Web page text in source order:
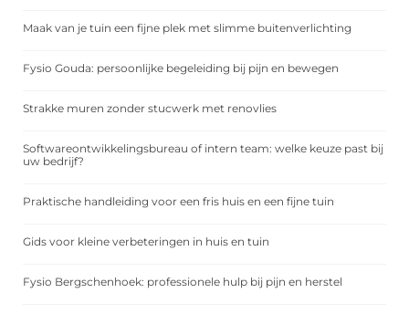
Maak van je tuin een fijne plek met slimme buitenverlichting
Fysio Gouda: persoonlijke begeleiding bij pijn en bewegen
Strakke muren zonder stucwerk met renovlies
Softwareontwikkelingsbureau of intern team: welke keuze past bij
uw bedrijf?
Praktische handleiding voor een fris huis en een fijne tuin
Gids voor kleine verbeteringen in huis en tuin
Fysio Bergschenhoek: professionele hulp bij pijn en herstel